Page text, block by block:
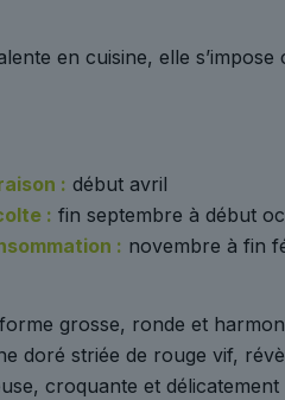
en cuisine, elle
: début avril
: fin septembre à début
: novembre à fin
grosse, ronde et
doré striée de rouge vif,
croquante et